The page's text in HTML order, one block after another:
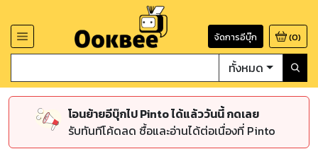
จัดการอีบุ๊ก (0)
ทั้งหมด
โอนย้ายอีบุ๊กไป Pinto ได้แล้ววันนี้ กดเลย
รับทันทีโค้ดลด ซื้อและอ่านได้ต่อเนื่องที่ Pinto